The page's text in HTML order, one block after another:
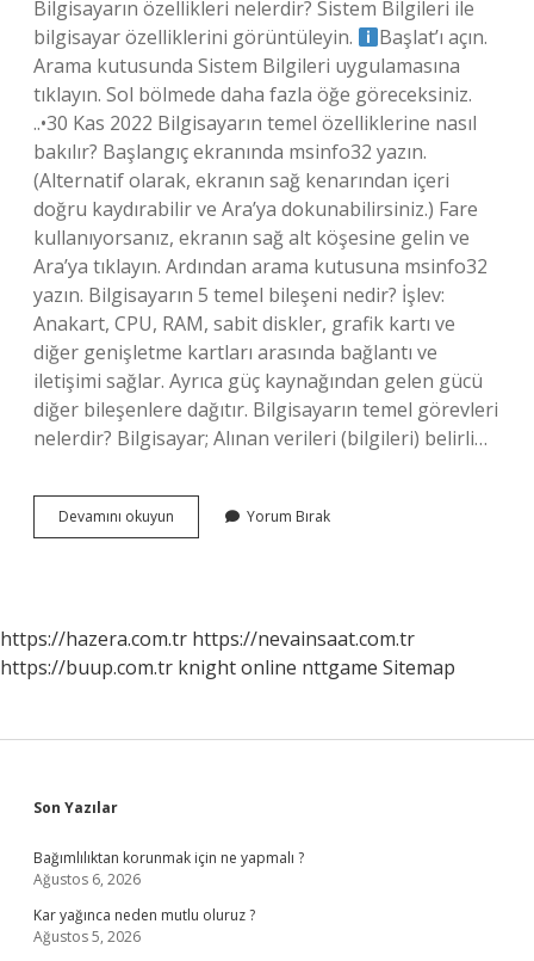
Bilgisayarın özellikleri nelerdir? Sistem Bilgileri ile
bilgisayar özelliklerini görüntüleyin.
Başlat’ı açın.
Arama kutusunda Sistem Bilgileri uygulamasına
tıklayın. Sol bölmede daha fazla öğe göreceksiniz.
..•30 Kas 2022 Bilgisayarın temel özelliklerine nasıl
bakılır? Başlangıç ​​ekranında msinfo32 yazın.
(Alternatif olarak, ekranın sağ kenarından içeri
doğru kaydırabilir ve Ara’ya dokunabilirsiniz.) Fare
kullanıyorsanız, ekranın sağ alt köşesine gelin ve
Ara’ya tıklayın. Ardından arama kutusuna msinfo32
yazın. Bilgisayarın 5 temel bileşeni nedir? İşlev:
Anakart, CPU, RAM, sabit diskler, grafik kartı ve
diğer genişletme kartları arasında bağlantı ve
iletişimi sağlar. Ayrıca güç kaynağından gelen gücü
diğer bileşenlere dağıtır. Bilgisayarın temel görevleri
nelerdir? Bilgisayar; Alınan verileri (bilgileri) belirli…
Devamını okuyun Bilgisayarın
Temel
Yorum Bırak
https://hazera.com.tr https://nevainsaat.com.tr
https://buup.com.tr knight online nttgame Sitemap
Sidebar
Son Yazılar
Bağımlılıktan korunmak için ne yapmalı ?
Ağustos 6, 2026
Kar yağınca neden mutlu oluruz ?
Ağustos 5, 2026